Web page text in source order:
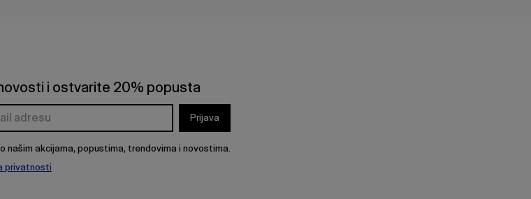
i ostvarite 20% popusta
Prijava
našim akcijama, popustima, trendovima i novostima.
privatnosti